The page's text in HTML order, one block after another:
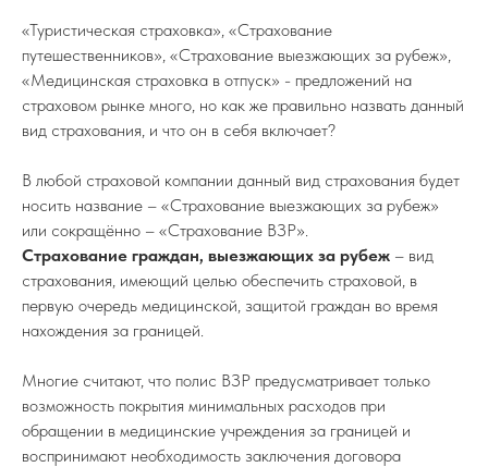
«Туристическая страховка», «Страхование
путешественников», «Страхование выезжающих за рубеж»,
«Медицинская страховка в отпуск» - предложений на
страховом рынке много, но как же правильно назвать данный
вид страхования, и что он в себя включает?
В любой страховой компании данный вид страхования будет
носить название – «Страхование выезжающих за рубеж»
или сокращённо – «Страхование ВЗР».
Страхование граждан, выезжающих за рубеж – вид
страхования, имеющий целью обеспечить страховой, в
первую очередь медицинской, защитой граждан во время
нахождения за границей.
Многие считают, что полис ВЗР предусматривает только
возможность покрытия минимальных расходов при
обращении в медицинские учреждения за границей и
воспринимают необходимость заключения договора